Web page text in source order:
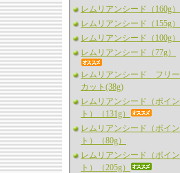
レムリアンシード（160g）
レムリアンシード（155g）
レムリアンシード（100g）
レムリアンシード（77g）
レムリアンシード フリー
カット(38g)
レムリアンシード（ポイン
ト）（131g）
レムリアンシード（ポイン
ト）（80g）
レムリアンシード（ポイン
ト）（205g）